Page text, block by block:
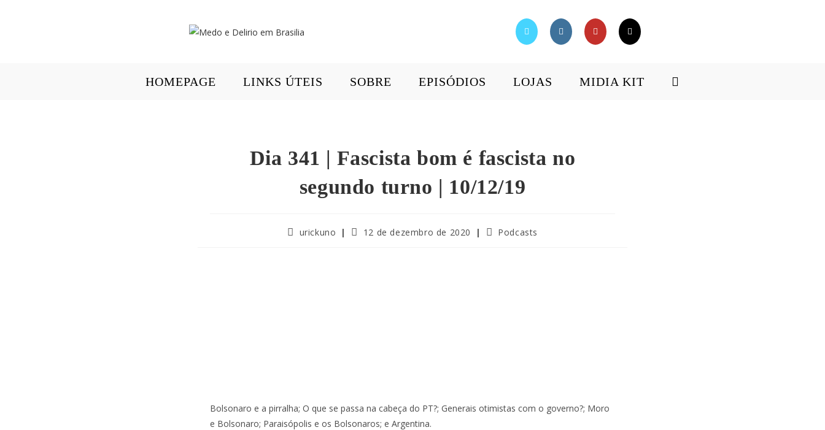
HOMEPAGE LINKS ÚTEIS SOBRE EPISÓDIOS LOJAS MIDIA KIT
Dia 341 | Fascista bom é fascista no
segundo turno | 10/12/19
urickuno 12 de dezembro de 2020 Podcasts
Bolsonaro e a pirralha; O que se passa na cabeça do PT?; Generais otimistas com o governo?; Moro
e Bolsonaro; Paraisópolis e os Bolsonaros; e Argentina.